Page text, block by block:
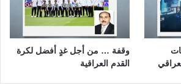
وقفة … من أجل غدٍ أفضل لكرة
القدم العراقية